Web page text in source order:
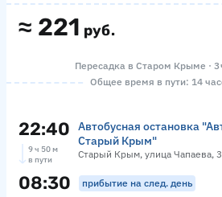
≈ 221 руб.
Пересадка в Старом Крыме · 3
Общее время в пути: 14
22:40
Автобусная остановка
Старый Крым"
Старый Крым, улица Чапаева,
9 ч 50 м
в пути
08:30 прибытие на след. день